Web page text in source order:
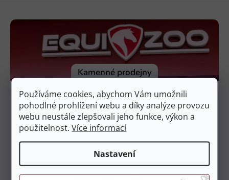
Používáme cookies, abychom Vám umožnili
pohodlné prohlížení webu a díky analýze provozu
webu neustále zlepšovali jeho funkce, výkon a
použitelnost.Více informací
Nastavení
Kamenné prodejny
Prodejna Čestlice
EquiZoo – OC Spektrum
Obchodní 329, 251 01 Čestlice
Otevírací doba:
Prodejna České Budějovice
EquiZoo – Budějovice
Průběžná 2551, 370 04 Č. Budějovice